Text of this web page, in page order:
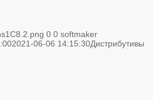
0 0 softmaker
2021-06-06 14:15:30Дистрибутивы